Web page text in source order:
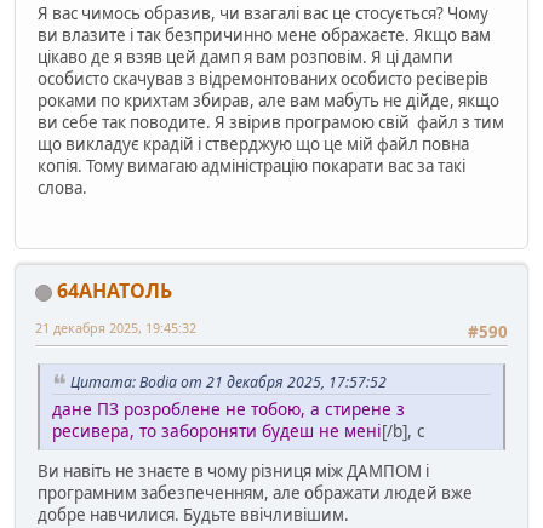
Я вас чимось образив, чи взагалі вас це стосується? Чому
ви влазите і так безпричинно мене ображаєте. Якщо вам
цікаво де я взяв цей дамп я вам розповім. Я ці дампи
особисто скачував з відремонтованих особисто ресіверів
роками по крихтам збирав, але вам мабуть не дійде, якщо
ви себе так поводите. Я звірив програмою свій файл з тим
що викладує крадій і стверджую що це мій файл повна
копія. Тому вимагаю адміністрацію покарати вас за такі
слова.
64АНАТОЛЬ
#590
21 декабря 2025, 19:45:32
Цитата: Bodia от 21 декабря 2025, 17:57:52
дане ПЗ розроблене не тобою, а стирене з
ресивера, то забороняти будеш не мені[/b], с
Ви навіть не знаєте в чому різниця між ДАМПОМ і
програмним забезпеченням, але ображати людей вже
добре навчилися. Будьте ввічливішим.